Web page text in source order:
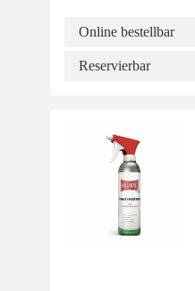
Online bestellbar
Reservierbar